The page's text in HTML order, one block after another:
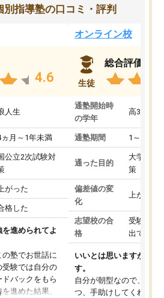
指導塾の口コミ・評判
4.6
人生
ヵ月～1年未満
公立2次試験対
がった
格した
進められてよ
塾でお世話に
受験では自分の
バックをもら
進めた結果、
オンライン校
生徒
総合評価
通塾開始時
の学年
高3
通塾期間 1～3ヵ月
通った目的
大学入学
策
偏差値の変
化
上がった
志望校の合
格
受験して
出ていな
いいとは思いますが、料
す。
自分が朝型なので、自習
つ、手助けしてくれる設